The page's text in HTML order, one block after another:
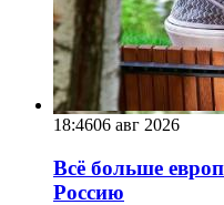
18:4606 авг 2026
Всё больше
Россию